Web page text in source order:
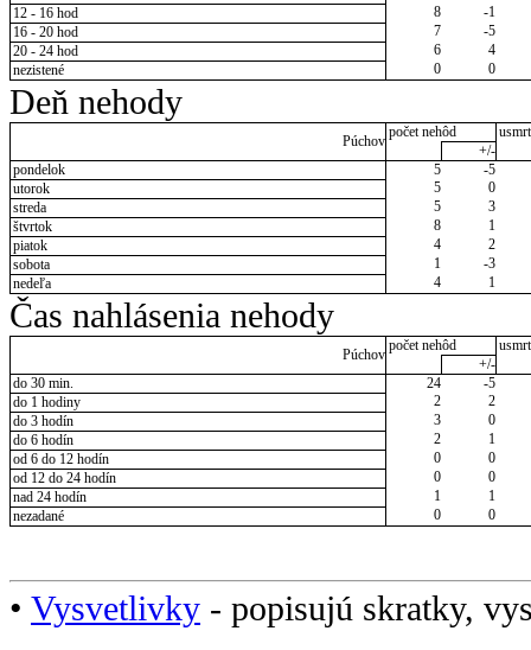
12 - 16 hod
8
-1
16 - 20 hod
7
-5
20 - 24 hod
6
4
nezistené
0 0
Deň nehody
Púchov
počet nehôd
+/-
pondelok
5
-5
utorok
5
0
streda
5
3
štvrtok
8
1
piatok
4
2
sobota
1
-3
nedeľa
4 1
Čas nahlásenia nehody
Púchov
počet nehôd
+/-
do 30 min.
24
-5
do 1 hodiny
2
2
do 3 hodín
3
0
do 6 hodín
2
1
od 6 do 12 hodín
0
0
od 12 do 24 hodín
0
0
nad 24 hodín
1
1
nezadané
0 0
• Vysvetlivky - popisujú skratky,